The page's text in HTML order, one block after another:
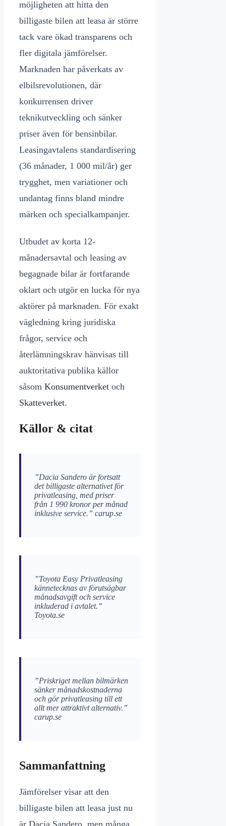
möjligheten att hitta den
billigaste bilen att leasa är större
tack vare ökad transparens och
fler digitala jämförelser.
Marknaden har påverkats av
elbilsrevolutionen, där
konkurrensen driver
teknikutveckling och sänker
priser även för bensinbilar.
Leasingavtalens standardisering
(36 månader, 1 000 mil/år) ger
trygghet, men variationer och
undantag finns bland mindre
märken och specialkampanjer.
Utbudet av korta 12-
månadersavtal och leasing av
begagnade bilar är fortfarande
oklart och utgör en lucka för nya
aktörer på marknaden. För exakt
vägledning kring juridiska
frågor, service och
återlämningskrav hänvisas till
auktoritativa publika källor
såsom Konsumentverket och
Skatteverket.
Källor & citat
”Dacia Sandero är fortsatt
det billigaste alternativet för
privatleasing, med priser
från 1 990 kronor per månad
inklusive service.” carup.se
”Toyota Easy Privatleasing
kännetecknas av förutsägbar
månadsavgift och service
inkluderad i avtalet.”
Toyota.se
”Priskriget mellan bilmärken
sänker månadskostnaderna
och gör privatleasing till ett
allt mer attraktivt alternativ.”
carup.se
Sammanfattning
Jämförelser visar att den
billigaste bilen att leasa just nu